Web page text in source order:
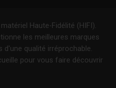
Haute-Fidélité (HIFI).
les meilleures marques
qualité irréprochable.
pour vous faire découvrir